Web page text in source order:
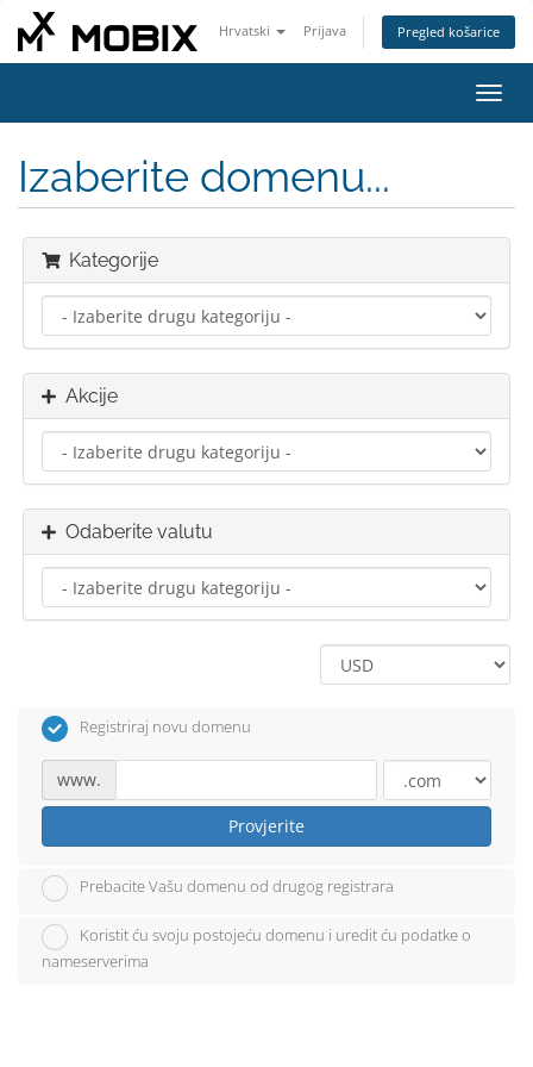
Hrvatski Prijava Pregled košarice
Izaberite domenu...
Kategorije
Akcije
Odaberite valutu
Registriraj novu domenu
www.
Provjerite
Prebacite Vašu domenu od drugog registrara
Koristit ću svoju postojeću domenu i uredit ću podatke o
nameserverima